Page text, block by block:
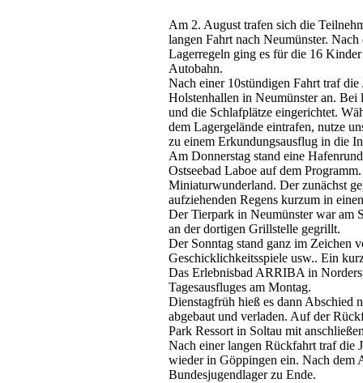
Am 2. August trafen sich die
langen Fahrt nach Neumünster.
Lagerregeln ging es für die 16
Autobahn.
Nach einer 10stündigen Fahrt traf
Holstenhallen in Neumünster an. Bei
und die Schlafplätze eingerichtet.
dem Lagergelände eintrafen, nutze
zu einem Erkundungsausflug in die
Am Donnerstag stand eine
Ostseebad Laboe auf dem
Miniaturwunderland. Der zunächst
aufziehenden Regens kurzum in
Der Tierpark in Neumünster war am
an der dortigen Grillstelle gegrillt.
Der Sonntag stand ganz im Zeichen
Geschicklichkeitsspiele usw.. Ein
Das Erlebnisbad ARRIBA in
Tagesausfluges am Montag.
Dienstagfrüh hieß es dann Abschied
abgebaut und verladen. Auf der
Park Ressort in Soltau mit
Nach einer langen Rückfahrt traf die
wieder in Göppingen ein. Nach dem
Bundesjugendlager zu Ende.